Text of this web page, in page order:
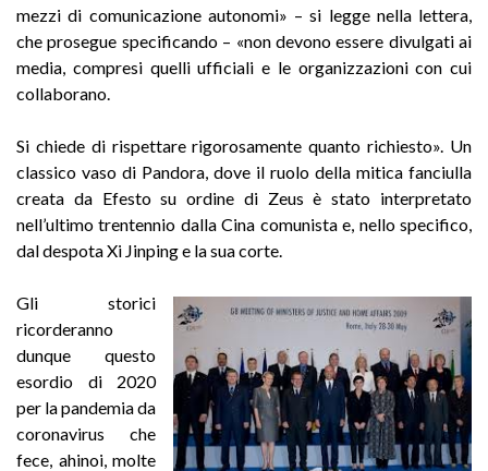
mezzi di comunicazione autonomi» – si legge nella lettera,
che prosegue specificando – «non devono essere divulgati ai
media, compresi quelli ufficiali e le organizzazioni con cui
collaborano.
Si chiede di rispettare rigorosamente quanto richiesto». Un
classico vaso di Pandora, dove il ruolo della mitica fanciulla
creata da Efesto su ordine di Zeus è stato interpretato
nell’ultimo trentennio dalla Cina comunista e, nello specifico,
dal despota Xi Jinping e la sua corte.
Gli storici
ricorderanno
dunque questo
esordio di 2020
per la pandemia da
coronavirus che
fece, ahinoi, molte